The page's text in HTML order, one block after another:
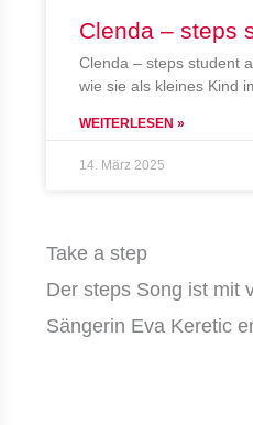
Clenda – steps
Clenda – steps student
wie sie als kleines Kind
WEITERLESEN »
14. März 2025
Take a step
Der steps Song ist mit
Sängerin Eva Keretic